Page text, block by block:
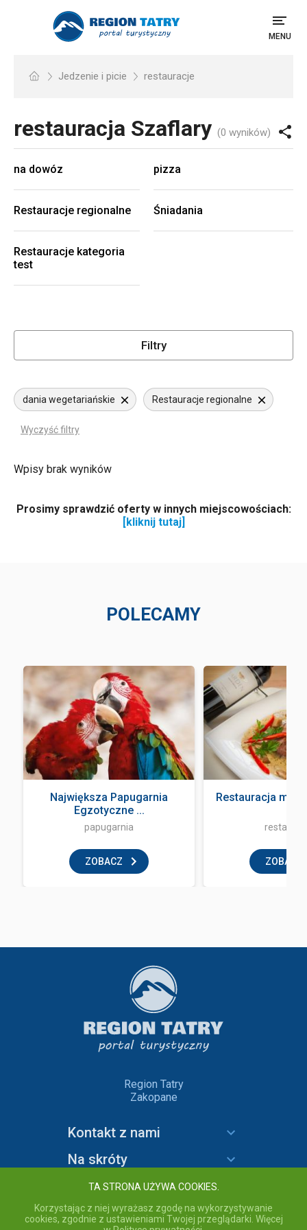
MENU
Jedzenie i picie restauracje
restauracja Szaflary (0 wyników)
na dowóz pizza
Restauracje regionalne Śniadania
Restauracje kategoria
test
Filtry
dania wegetariańskie Restauracje regionalne
Wyczyść filtry
Wpisy brak wyników
Prosimy sprawdzić oferty w innych miejscowościach:
[kliknij tutaj]
POLECAMY
Największa Papugarnia
Egzotyczne ...
papugarnia
ZOBACZ
Restauracja
ZOBACZ
Region Tatry
Zakopane
Kontakt z nami
Na skróty
Informacje
TA STRONA UŻYWA COOKIES.
Korzystając z niej wyrażasz zgodę na wykorzystywanie
cookies, zgodnie z ustawieniami Twojej przeglądarki. Więcej